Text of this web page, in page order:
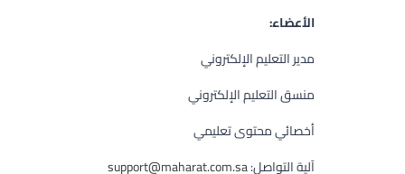
الأعضاء:
مدير التعليم الإلكتروني
منسق التعليم الإلكتروني
أخصائي محتوى تعليمي
آلية التواصل:support@maharat.com.sa